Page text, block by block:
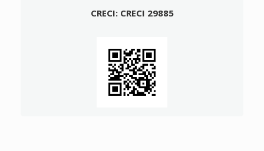
CRECI: CRECI 29885